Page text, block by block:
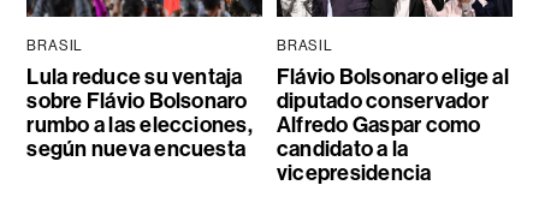
BRASIL
Lula reduce su ventaja
sobre Flávio Bolsonaro
rumbo a las elecciones,
según nueva encuesta
BRASIL
Flávio Bolsonaro elige al
diputado conservador
Alfredo Gaspar como
candidato a la
vicepresidencia